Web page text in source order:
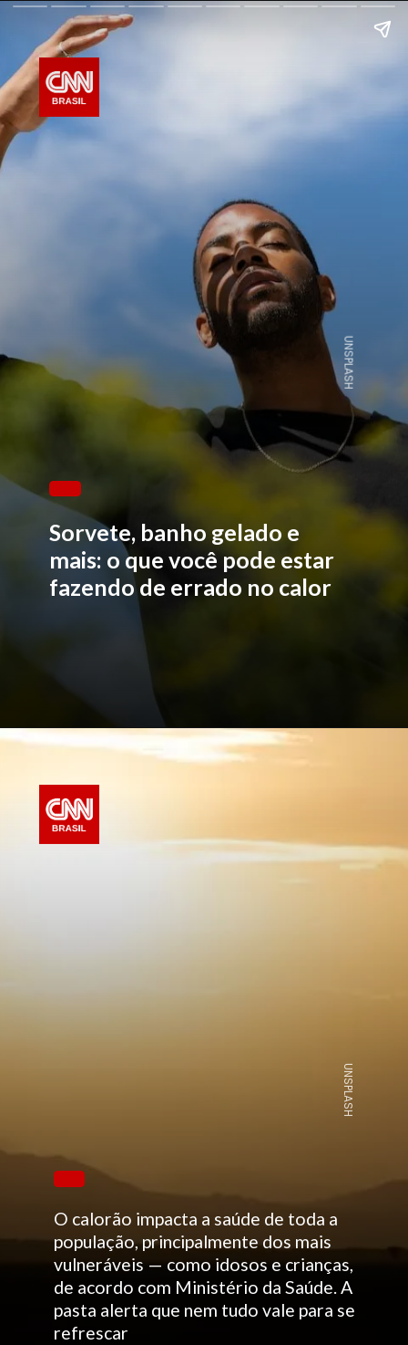
Sorvete, banho gelado e
mais: o que você pode estar
fazendo de errado no calor
UNSPLASH
O calorão impacta a saúde de toda a
população, principalmente dos mais
vulneráveis — como idosos e crianças,
de acordo com Ministério da Saúde. A
pasta alerta que nem tudo vale para se
refrescar
UNSPLASH